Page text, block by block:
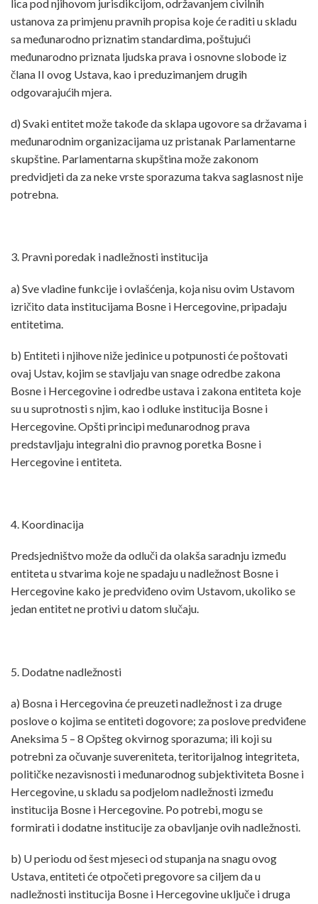
lica pod njihovom jurisdikcijom, održavanjem civilnih
ustanova za primjenu pravnih propisa koje će raditi u skladu
sa međunarodno priznatim standardima, poštujući
međunarodno priznata ljudska prava i osnovne slobode iz
člana II ovog Ustava, kao i preduzimanjem drugih
odgovarajućih mjera.
d) Svaki entitet može takođe da sklapa ugovore sa državama i
međunarodnim organizacijama uz pristanak Parlamentarne
skupštine. Parlamentarna skupština može zakonom
predvidjeti da za neke vrste sporazuma takva saglasnost nije
potrebna.
3. Pravni poredak i nadležnosti institucija
a) Sve vladine funkcije i ovlašćenja, koja nisu ovim Ustavom
izričito data institucijama Bosne i Hercegovine, pripadaju
entitetima.
b) Entiteti i njihove niže jedinice u potpunosti će poštovati
ovaj Ustav, kojim se stavljaju van snage odredbe zakona
Bosne i Hercegovine i odredbe ustava i zakona entiteta koje
su u suprotnosti s njim, kao i odluke institucija Bosne i
Hercegovine. Opšti principi međunarodnog prava
predstavljaju integralni dio pravnog poretka Bosne i
Hercegovine i entiteta.
4. Koordinacija
Predsjedništvo može da odluči da olakša saradnju između
entiteta u stvarima koje ne spadaju u nadležnost Bosne i
Hercegovine kako je predviđeno ovim Ustavom, ukoliko se
jedan entitet ne protivi u datom slučaju.
5. Dodatne nadležnosti
a) Bosna i Hercegovina će preuzeti nadležnost i za druge
poslove o kojima se entiteti dogovore; za poslove predviđene
Aneksima 5 – 8 Opšteg okvirnog sporazuma; ili koji su
potrebni za očuvanje suvereniteta, teritorijalnog integriteta,
političke nezavisnosti i međunarodnog subjektiviteta Bosne i
Hercegovine, u skladu sa podjelom nadležnosti između
institucija Bosne i Hercegovine. Po potrebi, mogu se
formirati i dodatne institucije za obavljanje ovih nadležnosti.
b) U periodu od šest mjeseci od stupanja na snagu ovog
Ustava, entiteti će otpočeti pregovore sa ciljem da u
nadležnosti institucija Bosne i Hercegovine uključe i druga